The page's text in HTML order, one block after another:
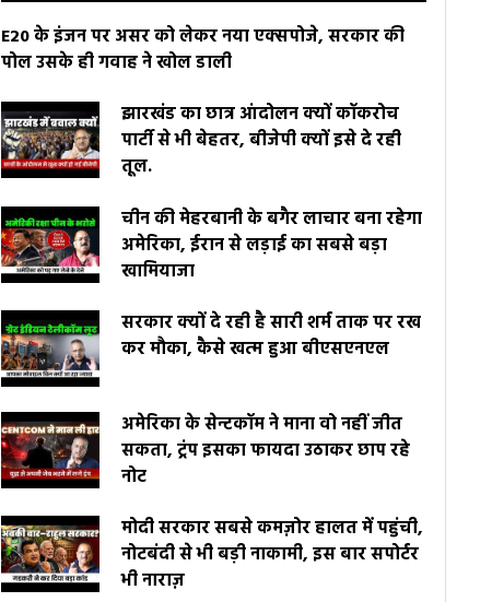
E20 के इंजन पर असर को लेकर नया एक्सपोजे, सरकार की
पोल उसके ही गवाह ने खोल डाली
झारखंड का छात्र आंदोलन क्यों कॉकरोच
पार्टी से भी बेहतर, बीजेपी क्यों इसे दे रही
तूल.
चीन की मेहरबानी के बगैर लाचार बना रहेगा
अमेरिका, ईरान से लड़ाई का सबसे बड़ा
खामियाजा
सरकार क्यों दे रही है सारी शर्म ताक पर रख
कर मौका, कैसे खत्म हुआ बीएसएनएल
अमेरिका के सेन्टकॉम ने माना वो नहीं जीत
सकता, ट्रंप इसका फायदा उठाकर छाप रहे
नोट
मोदी सरकार सबसे कमज़ोर हालत में पहुंची,
नोटबंदी से भी बड़ी नाकामी, इस बार सपोर्टर
भी नाराज़